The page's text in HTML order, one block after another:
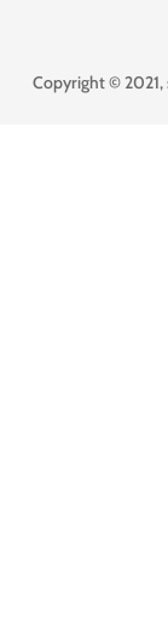
Copyright © 2021,